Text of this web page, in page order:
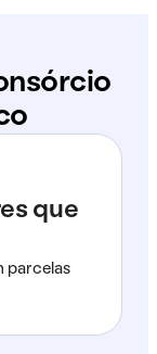
que
parcelas